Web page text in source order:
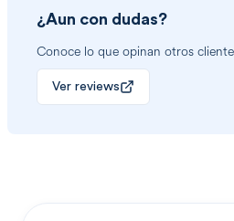
¿Aun con dudas?
Conoce lo que opinan otros
Ver reviews